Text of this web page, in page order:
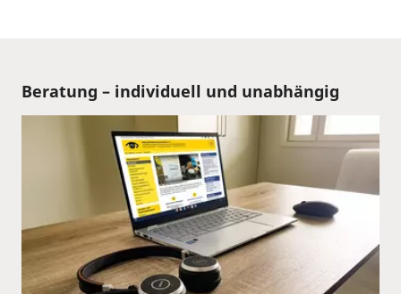
Beratung – individuell und unabhängig